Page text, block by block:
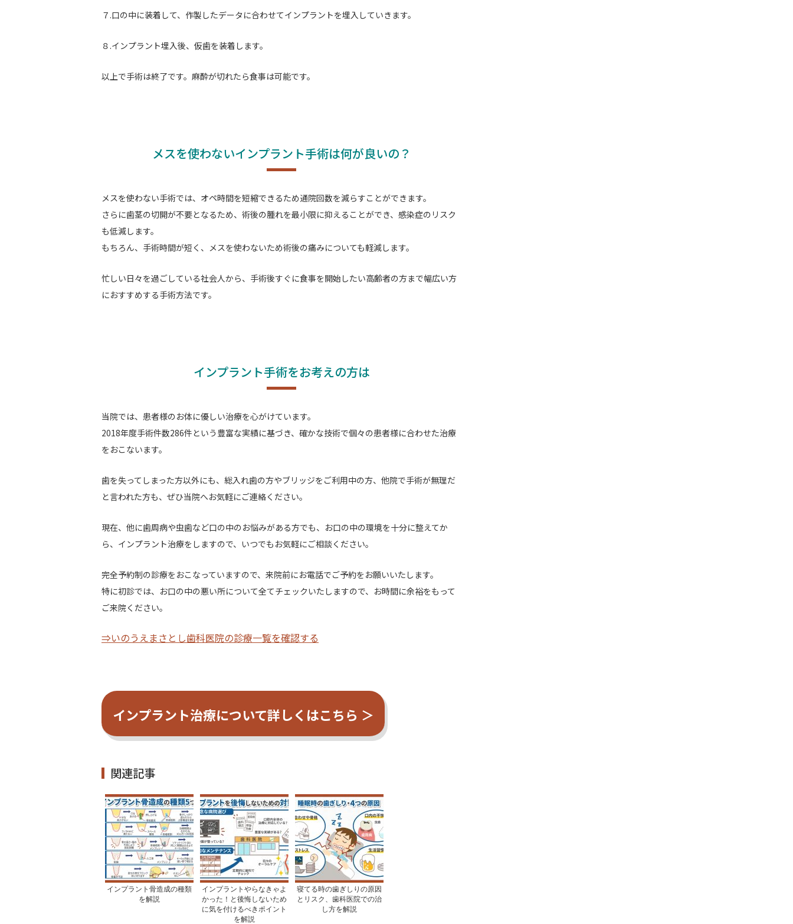
７.口の中に装着して、作製したデータに合わせてインプラントを埋入していきます。
８.インプラント埋入後、仮歯を装着します。
以上で手術は終了です。麻酔が切れたら食事は可能です。
メスを使わないインプラント手術は何が良いの？
メスを使わない手術では、オペ時間を短縮できるため通院回数を減らすことができます。
さらに歯茎の切開が不要となるため、 術後の腫れを最小限に抑えることができ、感染症のリスク
も低減します。
もちろん、手術時間が短く、メスを使わないため術後の痛みについても軽減します。
忙しい日々を過ごしている社会人から、手術後すぐに食事を開始したい高齢者の方まで幅広い方
におすすめする手術方法です。
インプラント手術をお考えの方は
当院では、患者様のお体に優しい治療を心がけています。
2018年度手術件数286件という豊富な実績に基づき、確かな技術で個々の患者様に合わせた治療
をおこないます。
歯を失ってしまった方以外にも、総入れ歯の方やブリッジをご利用中の方、他院で手術が無理だ
と言われた方も、ぜひ当院へお気軽にご連絡ください。
現在、他に歯周病や虫歯など口の中のお悩みがある方でも、お口の中の環境を十分に整えてか
ら、インプラント治療をしますので、いつでもお気軽にご相談ください。
完全予約制の診療をおこなっていますので、来院前にお電話でご予約をお願いいたします。
特に初診では、お口の中の悪い所について全てチェックいたしますので、お時間に余裕をもって
ご来院ください。
⇒いのうえまさとし歯科医院の診療一覧を確認する
インプラント治療について詳しくはこちら ＞
関連記事
インプラント骨造成の種類
を解説
インプラントやらなきゃよ
かった！と後悔しないため
に気を付けるべきポイント
を解説
寝てる時の歯ぎしりの原因
とリスク、歯科医院での治
し方を解説